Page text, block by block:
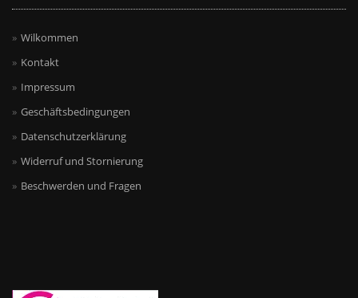
Wilkommen
Kontakt
Impressum
Geschäftsbedingungen
Datenschutzerklärung
Widerruf und Stornierung
Beschwerden und Fragen